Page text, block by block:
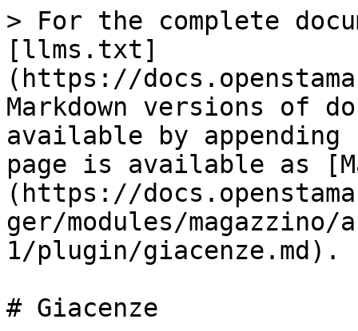
> For the complete
[llms.txt]
(https://
Markdown versions of
available by
page is available as
(https://
ger/modules/
1/plugin/giacenze.md).
# Giacenze